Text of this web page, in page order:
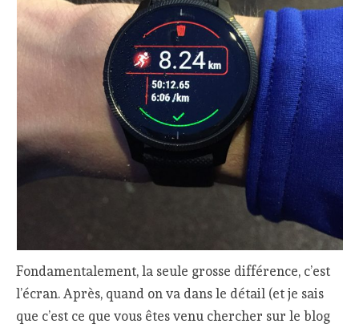
Fondamentalement, la seule grosse différence, c’est
l’écran. Après, quand on va dans le détail (et je sais
que c’est ce que vous êtes venu chercher sur le blog